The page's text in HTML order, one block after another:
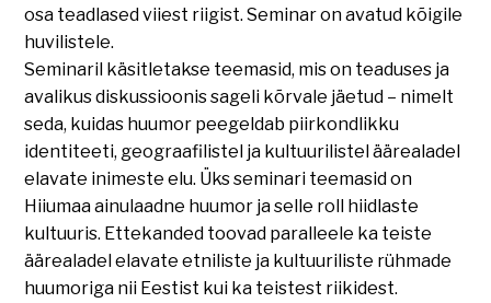
osa teadlased viiest riigist. Seminar on avatud kõigile
huvilistele.
Seminaril käsitletakse teemasid, mis on teaduses ja
avalikus diskussioonis sageli kõrvale jäetud – nimelt
seda, kuidas huumor peegeldab piirkondlikku
identiteeti, geograafilistel ja kultuurilistel äärealadel
elavate inimeste elu. Üks seminari teemasid on
Hiiumaa ainulaadne huumor ja selle roll hiidlaste
kultuuris. Ettekanded toovad paralleele ka teiste
äärealadel elavate etniliste ja kultuuriliste rühmade
huumoriga nii Eestist kui ka teistest riikidest.